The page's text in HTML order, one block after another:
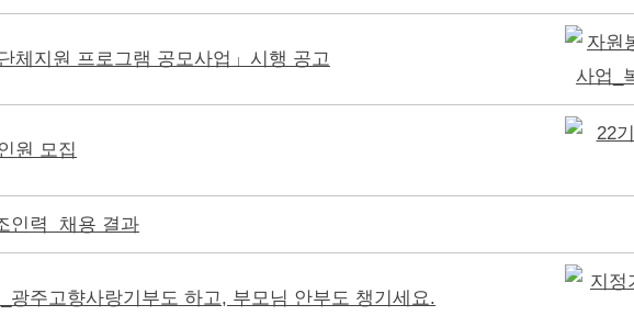
체지원 프로그램 공모사업」시행 공고
원 모집
인력 채용 결과
광주고향사랑기부도 하고, 부모님 안부도 챙기세요.